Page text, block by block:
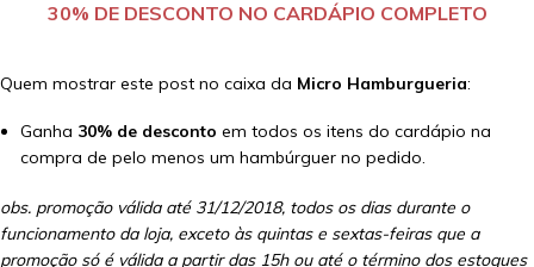
30% DE DESCONTO NO CARDÁPIO COMPLETO
Quem mostrar este post no caixa da Micro Hamburgueria:
Ganha 30% de desconto em todos os itens do cardápio na
compra de pelo menos um hambúrguer no pedido.
obs. promoção válida até 31/12/2018, todos os dias durante o
funcionamento da loja, exceto às quintas e sextas-feiras que a
promoção só é válida a partir das 15h ou até o término dos estoques